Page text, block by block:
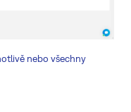
nebo všechny